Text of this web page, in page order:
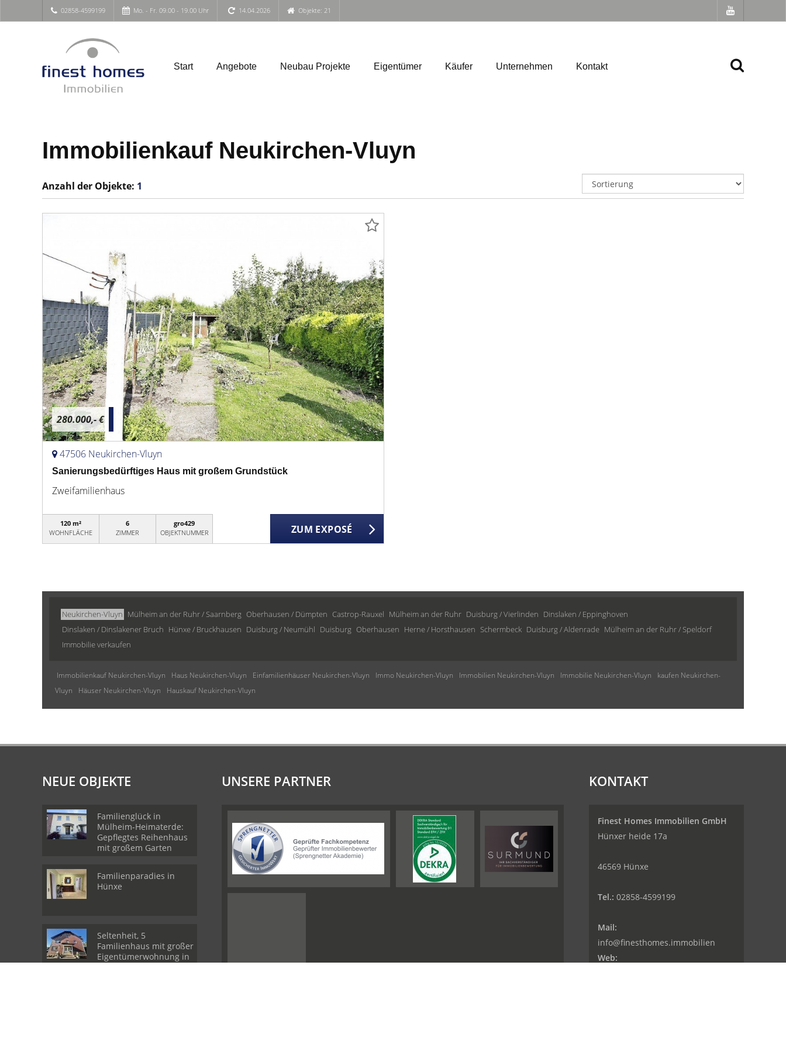
02858-4599199 Mo. - Fr. 09.00 - 19.00 Uhr 14.04.2026 Objekte: 21
Start Angebote Neubau Projekte Eigentümer Käufer Unternehmen Kontakt
Immobilienkauf Neukirchen-Vluyn
Anzahl der Objekte: 1
280.000,- €
47506 Neukirchen-Vluyn
Sanierungsbedürftiges Haus mit großem Grundstück
Zweifamilienhaus
120 m²
WOHNFLÄCHE
6
ZIMMER
gro429
OBJEKTNUMMER
ZUM EXPOSÉ
Neukirchen-Vluyn Mülheim an der Ruhr / Saarnberg Oberhausen / Dümpten Castrop-Rauxel Mülheim an der Ruhr Duisburg / Vierlinden Dinslaken / Eppinghoven
Dinslaken / Dinslakener Bruch Hünxe / Bruckhausen Duisburg / Neumühl Duisburg Oberhausen Herne / Horsthausen Schermbeck Duisburg / Aldenrade Mülheim an der Ruhr / Speldorf
Immobilie verkaufen
Immobilienkauf Neukirchen-Vluyn Haus Neukirchen-Vluyn Einfamilienhäuser Neukirchen-Vluyn Immo Neukirchen-Vluyn Immobilien Neukirchen-Vluyn Immobilie Neukirchen-Vluyn
kaufen Neukirchen-
Vluyn
Häuser Neukirchen-Vluyn Hauskauf Neukirchen-Vluyn
NEUE OBJEKTE
Familienglück in
Mülheim-Heimaterde:
Gepflegtes Reihenhaus
mit großem Garten
Familienparadies in
Hünxe
Seltenheit, 5
Familienhaus mit großer
Eigentümerwohnung in
UNSERE PARTNER KONTAKT
Finest Homes Immobilien GmbH
Hünxer heide 17a
46569 Hünxe
Tel.: 02858-4599199
Mail:
info@finesthomes.immobilien
Web: